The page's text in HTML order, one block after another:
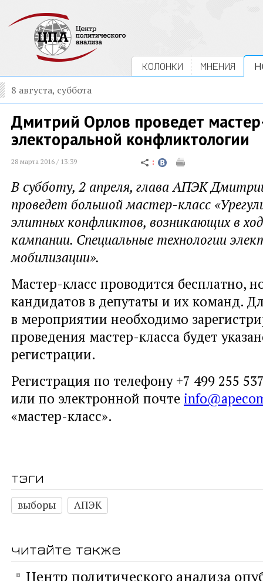
КОЛОНКИ МНЕНИЯ
8 августа, суббота
Дмитрий Орлов проведет
электоральной конфликтологии
28 марта 2016 / 13:39
В субботу, 2 апреля, глава АПЭК
проведет большой мастер-класс
элитных конфликтов, возникающих в
кампании. Специальные технологии
мобилизации».
Мастер-класс проводится бесплатно,
кандидатов в депутаты и их команд.
в мероприятии необходимо
проведения мастер-класса будет
регистрации.
Регистрация по телефону +7 499 255
или по электронной почте
«мастер-класс».
тэги
выборы АПЭК
читайте также
Центр политического анализа